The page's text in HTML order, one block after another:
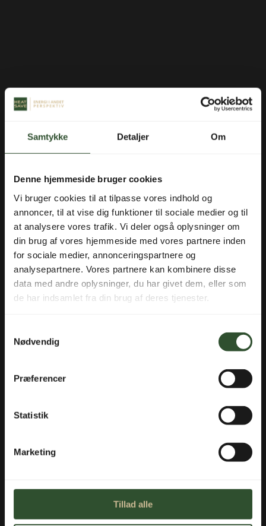
Samtykke Detaljer Om
Denne hjemmeside bruger cookies
Vi bruger cookies til at tilpasse vores indhold og
annoncer, til at vise dig funktioner til sociale medier og til
at analysere vores trafik. Vi deler også oplysninger om
din brug af vores hjemmeside med vores partnere inden
for sociale medier, annonceringspartnere og
analysepartnere. Vores partnere kan kombinere disse
data med andre oplysninger, du har givet dem, eller som
de har indsamlet fra din brug af deres tjenester.
Nødvendig
Præferencer
Statistik
Marketing
Tillad alle
varmesystem! Modulært
varmesystem for erhverv og
DOWNLOAD BROCHURE